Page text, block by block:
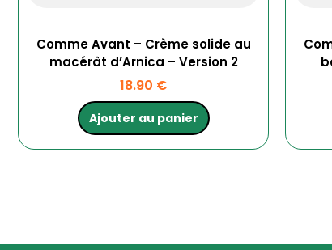
Comme Avant – Crème solide au
macérât d’Arnica – Version 2
18.90 €
Ajouter au panier